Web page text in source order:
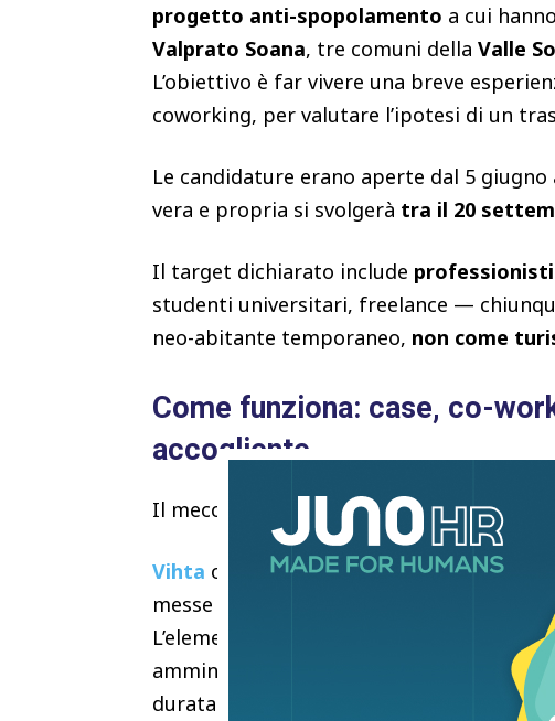
progetto anti-spopolamento a cui
Valprato Soana, tre comuni della Valle
L’obiettivo è far vivere una breve
coworking, per valutare l’ipotesi di un
Le candidature erano aperte dal 5
vera e propria si svolgerà tra il 20
Il target dichiarato include
studenti universitari, freelance —
neo-abitante temporaneo, non come
Come funziona: case, co-
accogliente
Il meccanismo è semplice nella forma,
Vihta offre alloggi condivisi, ricavati da
messe a disposizione, insieme a
L’elemento distintivo del progetto è la
amministrazioni comunali, residenti e
durata della residenza, con un